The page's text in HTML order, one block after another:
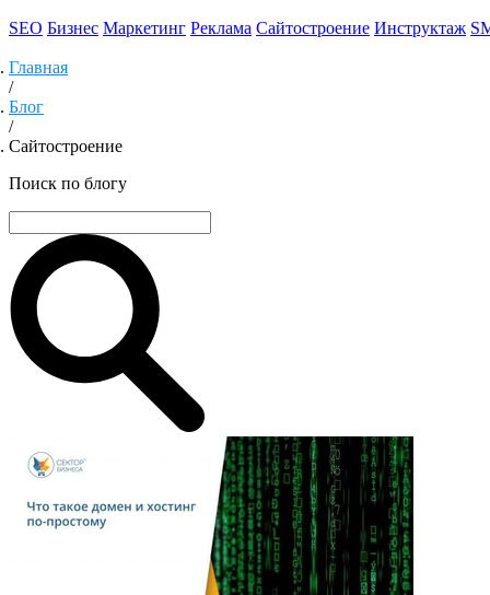
SEO Бизнес Маркетинг Реклама Сайтостроение Инструктаж
Главная
/
Блог
/
Сайтостроение
Поиск по блогу